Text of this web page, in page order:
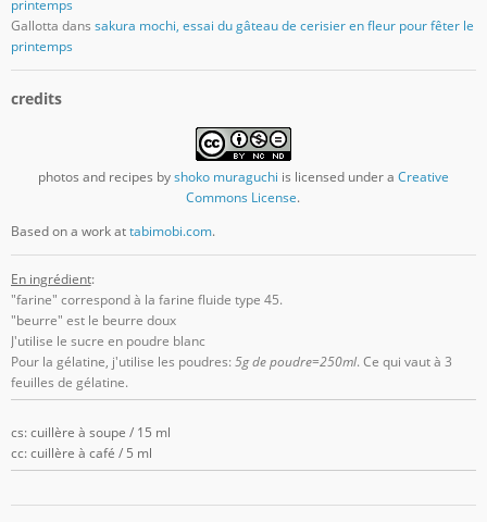
printemps
Gallotta dans sakura mochi, essai du gâteau de cerisier en fleur pour fêter le
printemps
credits
photos and recipes byshoko muraguchi is licensed under a Creative
Commons License.
Based on a work attabimobi.com.
En ingrédient:
"farine" correspond à la farine fluide type 45.
"beurre" est le beurre doux
J'utilise le sucre en poudre blanc
Pour la gélatine, j'utilise les poudres: 5g de poudre=250ml. Ce qui vaut à 3
feuilles de gélatine.
cs: cuillère à soupe / 15 ml
cc: cuillère à café / 5 ml